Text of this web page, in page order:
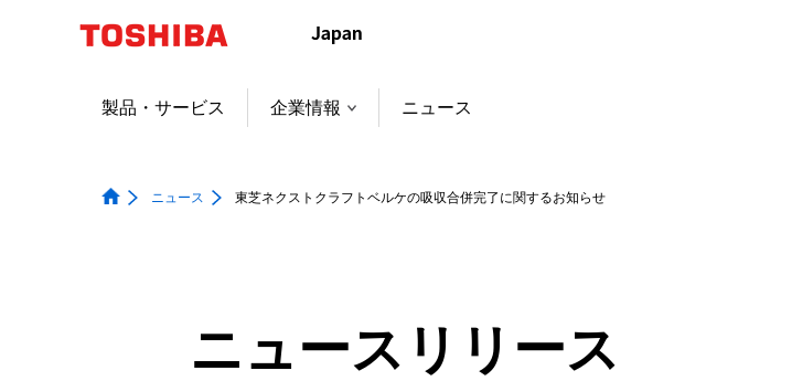
ャ
製品・サービス 企業情報 ニュース
ニュース 東芝ネクストクラフトベルケの吸収合併完了に関するお知らせ
ニュースリリース